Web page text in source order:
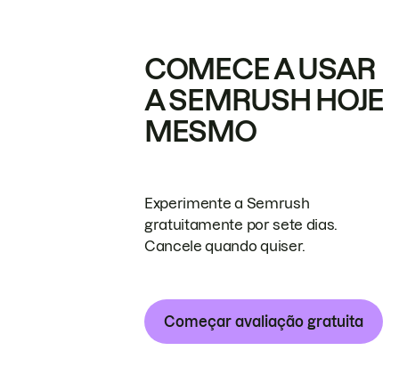
COMECE A USAR
A SEMRUSH HOJE
MESMO
Experimente a Semrush
gratuitamente por sete dias.
Cancele quando quiser.
Começar avaliação gratuita